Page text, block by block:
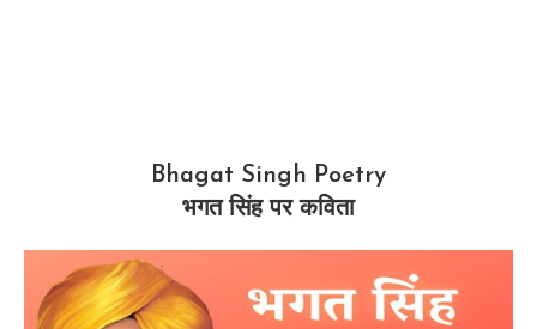
Bhagat Singh Poetry
भगत सिंह पर कविता